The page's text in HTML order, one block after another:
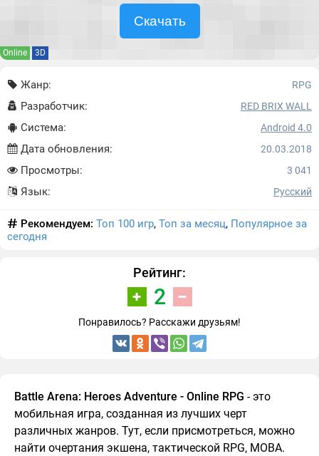
Скачать
Online 3D
Жанр: RPG
Разработчик: RED BRIX WALL
Система: Android 4.0
Дата обновления: 20.03.2018
Просмотры: 3 041
Язык: Русский
Рекомендуем: Топ 100 игр, Топ за месяц, Популярное за
сегодня
Рейтинг:
2
Понравилось? Расскажи друзьям!
Battle Arena: Heroes Adventure - Online RPG - это
мобильная игра, созданная из лучших черт
различных жанров. Тут, если присмотреться, можно
найти очертания экшена, тактической RPG, MOBA.